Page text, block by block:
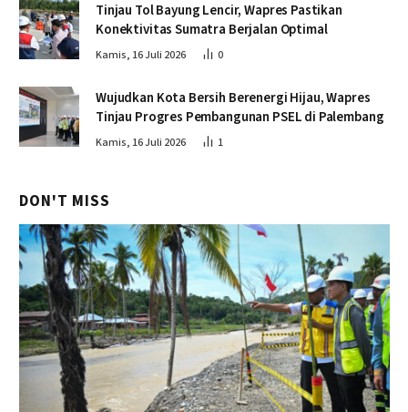
Tinjau Tol Bayung Lencir, Wapres Pastikan
Konektivitas Sumatra Berjalan Optimal
Kamis, 16 Juli 2026 0
Wujudkan Kota Bersih Berenergi Hijau, Wapres
Tinjau Progres Pembangunan PSEL di Palembang
Kamis, 16 Juli 2026 1
DON'T MISS